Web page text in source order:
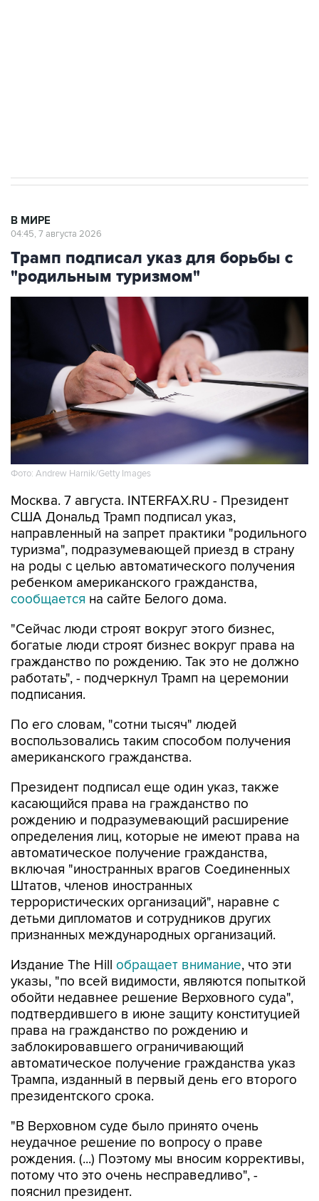
В МИРЕ
04:45, 7 августа 2026
Трамп подписал указ для борьбы с
"родильным туризмом"
Фото: Andrew Harnik/Getty Images
Москва. 7 августа. INTERFAX.RU - Президент
США Дональд Трамп подписал указ,
направленный на запрет практики "родильного
туризма", подразумевающей приезд в страну
на роды с целью автоматического получения
ребенком американского гражданства,
сообщается на сайте Белого дома.
"Сейчас люди строят вокруг этого бизнес,
богатые люди строят бизнес вокруг права на
гражданство по рождению. Так это не должно
работать", - подчеркнул Трамп на церемонии
подписания.
По его словам, "сотни тысяч" людей
воспользовались таким способом получения
американского гражданства.
Президент подписал еще один указ, также
касающийся права на гражданство по
рождению и подразумевающий расширение
определения лиц, которые не имеют права на
автоматическое получение гражданства,
включая "иностранных врагов Соединенных
Штатов, членов иностранных
террористических организаций", наравне с
детьми дипломатов и сотрудников других
признанных международных организаций.
Издание The Hill обращает внимание, что эти
указы, "по всей видимости, являются попыткой
обойти недавнее решение Верховного суда",
подтвердившего в июне защиту конституцией
права на гражданство по рождению и
заблокировавшего ограничивающий
автоматическое получение гражданства указ
Трампа, изданный в первый день его второго
президентского срока.
"В Верховном суде было принято очень
неудачное решение по вопросу о праве
рождения. (...) Поэтому мы вносим коррективы,
потому что это очень несправедливо", -
пояснил президент.